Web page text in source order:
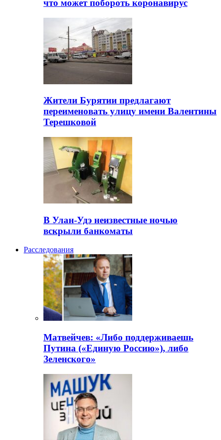
что может побороть коронавирус
Жители Бурятии предлагают
переименовать улицу имени Валентины
Терешковой
В Улан-Удэ неизвестные ночью
вскрыли банкоматы
Расследования
Матвейчев: «Либо поддерживаешь
Путина («Единую Россию»), либо
Зеленского»